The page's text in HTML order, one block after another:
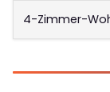
4-Zimmer-